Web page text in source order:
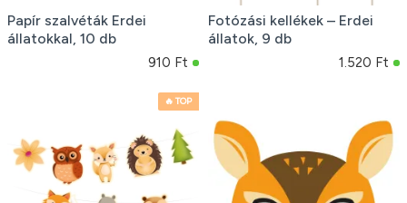
Papír szalvéták Erdei
állatokkal, 10 db
910 Ft
Fotózási kellékek – Erdei
állatok, 9 db
1.520 Ft
🔥 TOP